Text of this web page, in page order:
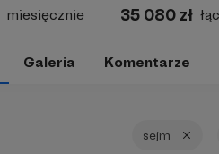
miesięcznie 35 080 zł
Galeria Komentarze
sejm